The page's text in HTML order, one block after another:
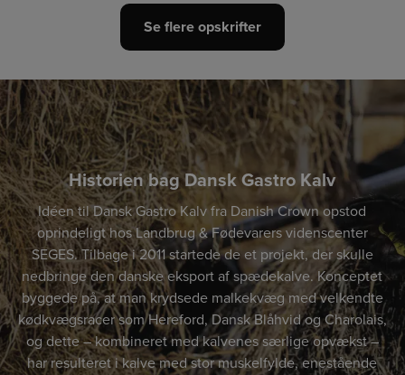
Se flere opskrifter
Historien bag Dansk Gastro Kalv
Idéen til Dansk Gastro Kalv fra Danish Crown opstod
oprindeligt hos Landbrug & Fødevarers videnscenter
SEGES. Tilbage i 2011 startede de et projekt, der skulle
nedbringe den danske eksport af spædekalve. Konceptet
byggede på, at man krydsede malkekvæg med velkendte
kødkvægsracer som Hereford, Dansk Blåhvid og Charolais,
og dette – kombineret med kalvenes særlige opvækst –
har resulteret i kalve med stor muskelfylde, enestående